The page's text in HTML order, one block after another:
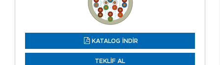
KATALOG İNDİR
TEKLİF AL